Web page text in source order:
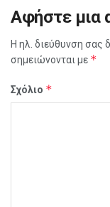
Αφήστε μια
Η ηλ. διεύθυνση σας
σημειώνονται με *
Σχόλιο *